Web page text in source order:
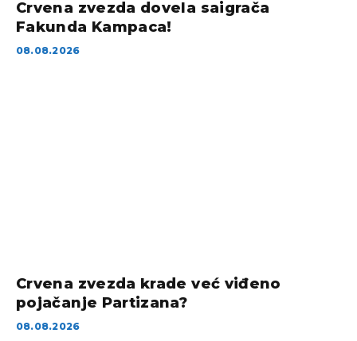
Crvena zvezda dovela saigrača
Fakunda Kampaca!
08.08.2026
Crvena zvezda krade već viđeno
pojačanje Partizana?
08.08.2026